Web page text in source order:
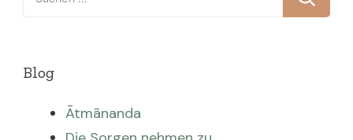
nach:
Blog
Ātmānanda